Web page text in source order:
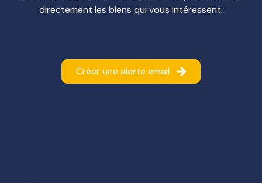
directement les biens qui vous intéressent.
Créer une alerte email